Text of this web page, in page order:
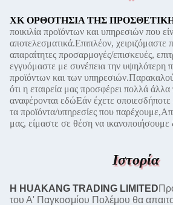
ΧΚ ΟΡΘΟΤΗΣΙΑ ΤΗΣ
ποικιλία προϊόντων και υπηρεσιών που
αποτελεσματικά.Επιπλέον, χειριζόμαστε
απαραίτητες προσαρμογές/επισκευές,
εγγυόμαστε με συνέπεια την υψηλότερη
προϊόντων και των
ότι η εταιρεία μας προσφέρει πολλά
αναφέρονται εδώΕάν έχετε οποιεσδήποτε
τα προϊόντα/υπηρεσίες που παρέχουμε,
μας, είμαστε σε θέση να ικανοποιήσουμε
Ιστορία
Η HUAKANG TRADING LIMITED
του Α' Παγκοσμίου Πολέμου θα